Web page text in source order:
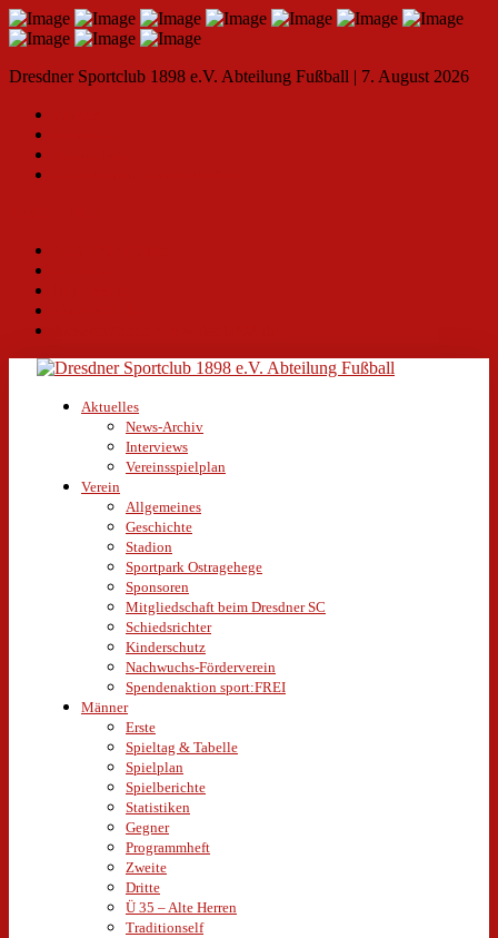
Dresdner Sportclub 1898 e.V. Abteilung Fußball | 7. August 2026
Aktuelles
News-Archiv
Interviews
Vereinsspielplan
Verein
Allgemeines
Geschichte
Stadion
Sportpark Ostragehege
Sponsoren
Mitgliedschaft beim Dresdner SC
Schiedsrichter
Kinderschutz
Nachwuchs-Förderverein
Spendenaktion sport:FREI
Männer
Erste
Spieltag & Tabelle
Spielplan
Spielberichte
Statistiken
Gegner
Programmheft
Zweite
Dritte
Ü 35 – Alte Herren
Traditionself